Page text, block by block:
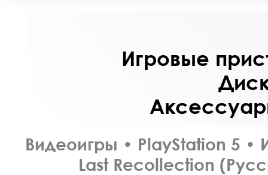
Игровые
Видеоигры • PlayStation 5 •
Last Recollection